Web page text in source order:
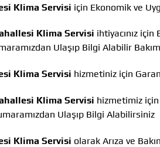
Klima Servisi için Ekonomik ve
Klima Servisi ihtiyacınız
Ulaşıp Bilgi Alabilir
Klima Servisi hizmetiniz için
Klima Servisi hizmetimiz
Ulaşıp Bilgi Alabilirsiniz
Klima Servisi olarak Arıza ve